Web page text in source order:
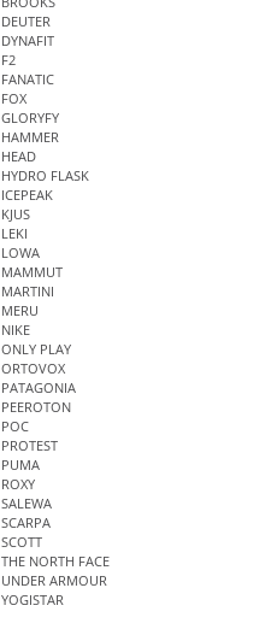
DEUTER
DYNAFIT
F2
FANATIC
FOX
GLORYFY
HAMMER
HEAD
HYDRO FLASK
ICEPEAK
KJUS
LEKI
LOWA
MAMMUT
MARTINI
MERU
NIKE
ONLY PLAY
ORTOVOX
PATAGONIA
PEEROTON
POC
PROTEST
PUMA
ROXY
SALEWA
SCARPA
SCOTT
THE NORTH FACE
UNDER ARMOUR
YOGISTAR